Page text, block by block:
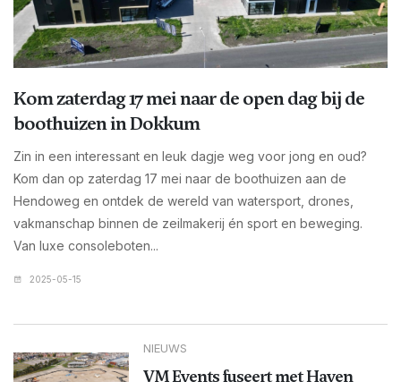
Kom zaterdag 17 mei naar de open dag bij de
boothuizen in Dokkum
Zin in een interessant en leuk dagje weg voor jong en oud?
Kom dan op zaterdag 17 mei naar de boothuizen aan de
Hendoweg en ontdek de wereld van watersport, drones,
vakmanschap binnen de zeilmakerij én sport en beweging.
Van luxe consoleboten...
2025-05-15
NIEUWS
VM Events fuseert met Haven